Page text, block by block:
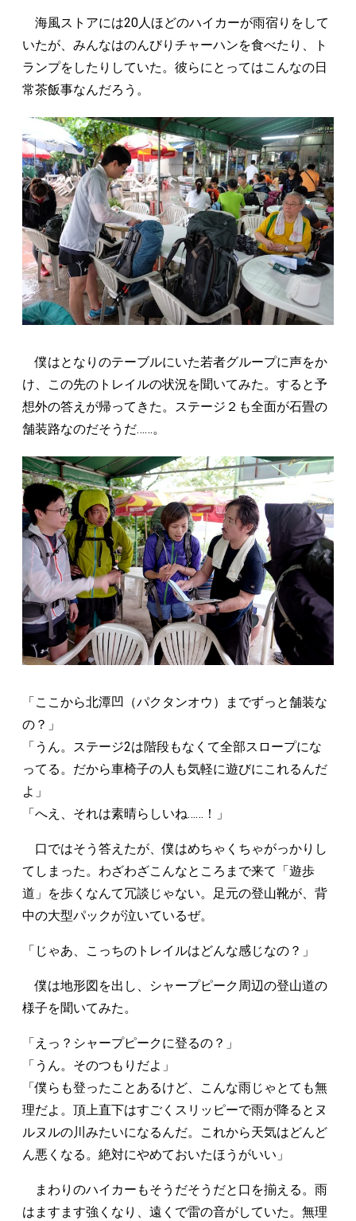
海風ストアには20人ほどのハイカーが雨宿りをして
いたが、みんなはのんびりチャーハンを食べたり、ト
ランプをしたりしていた。彼らにとってはこんなの日
常茶飯事なんだろう。
僕はとなりのテーブルにいた若者グループに声をか
け、この先のトレイルの状況を聞いてみた。すると予
想外の答えが帰ってきた。ステージ２も全面が石畳の
舗装路なのだそうだ……。
「ここから北潭凹（パクタンオウ）までずっと舗装な
の？」
「うん。ステージ2は階段もなくて全部スロープにな
ってる。だから車椅子の人も気軽に遊びにこれるんだ
よ」
「へえ、それは素晴らしいね……！」
口ではそう答えたが、僕はめちゃくちゃがっかりし
てしまった。わざわざこんなところまで来て「遊歩
道」を歩くなんて冗談じゃない。足元の登山靴が、背
中の大型パックが泣いているぜ。
「じゃあ、こっちのトレイルはどんな感じなの？」
僕は地形図を出し、シャープピーク周辺の登山道の
様子を聞いてみた。
「えっ？シャープピークに登るの？」
「うん。そのつもりだよ」
「僕らも登ったことあるけど、こんな雨じゃとても無
理だよ。頂上直下はすごくスリッピーで雨が降るとヌ
ルヌルの川みたいになるんだ。これから天気はどんど
ん悪くなる。絶対にやめておいたほうがいい」
まわりのハイカーもそうだそうだと口を揃える。雨
はますます強くなり、遠くで雷の音がしていた。無理